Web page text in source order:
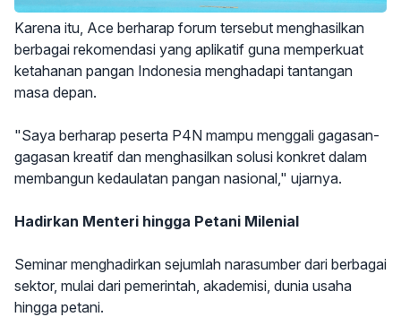
Karena itu, Ace berharap forum tersebut menghasilkan
berbagai rekomendasi yang aplikatif guna memperkuat
ketahanan pangan Indonesia menghadapi tantangan
masa depan.
"Saya berharap peserta P4N mampu menggali gagasan-
gagasan kreatif dan menghasilkan solusi konkret dalam
membangun kedaulatan pangan nasional," ujarnya.
Hadirkan Menteri hingga Petani Milenial
Seminar menghadirkan sejumlah narasumber dari berbagai
sektor, mulai dari pemerintah, akademisi, dunia usaha
hingga petani.